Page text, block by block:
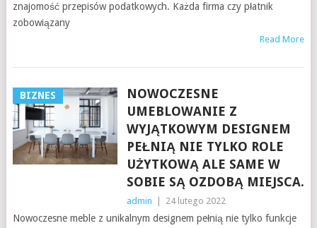
znajomość przepisów podatkowych. Każda firma czy płatnik
zobowiązany
Read More
BIZNES
NOWOCZESNE
UMEBLOWANIE Z
WYJĄTKOWYM DESIGNEM
PEŁNIĄ NIE TYLKO ROLE
UŻYTKOWĄ ALE SAME W
SOBIE SĄ OZDOBĄ MIEJSCA.
admin 24 lutego 2022
Nowoczesne meble z unikalnym designem pełnią nie tylko funkcje